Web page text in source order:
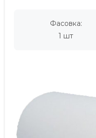
Фасовка:
1 шт